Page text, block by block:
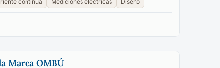
continua Mediciones eléctricas Diseño
Marca OMBÚ